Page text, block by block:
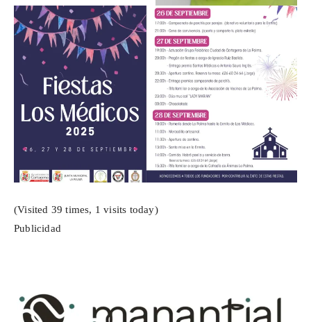
(Visited 39 times, 1 visits today)
Publicidad